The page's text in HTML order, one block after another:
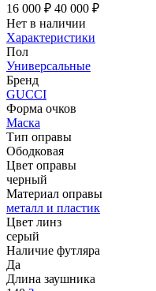
16 000 ₽ 40 000 ₽
Нет в наличии
Характеристики
Пол
Универсальные
Бренд
GUCCI
Форма очков
Маска
Тип оправы
Ободковая
Цвет оправы
черный
Материал оправы
металл и пластик
Цвет линз
серый
Наличие футляра
Да
Длина заушника